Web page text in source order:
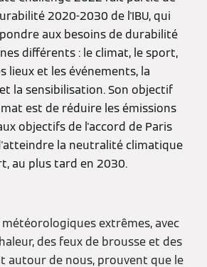
2020-2030 de l'IBU, qui
aux besoins de durabilité
différents : le climat, le sport,
lieux et les événements, la
la sensibilisation. Son objectif
est de réduire les émissions
objectifs de l'accord de Paris
la neutralité climatique
au plus tard en 2030.
extrêmes, avec
des feux de brousse et des
autour de nous, prouvent que le